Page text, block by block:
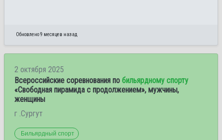
Обновлено 9 месяцев назад
2 октября 2025
Всероссийские соревнования по бильярдному спорту
«Свободная пирамида с продолжением», мужчины,
женщины
г .Сургут
Бильярдный спорт